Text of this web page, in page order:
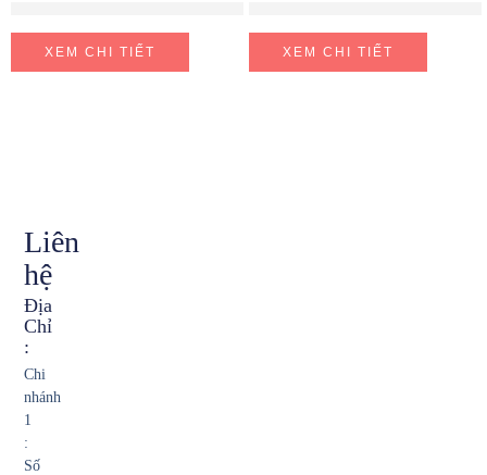
XEM CHI TIẾT XEM CHI TIẾT
Liên
hệ
Địa
Chỉ
:
Chi
nhánh
1
:
Số